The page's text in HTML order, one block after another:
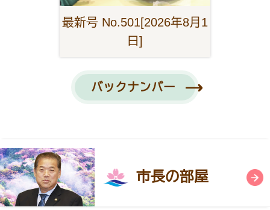
最新号 No.501[2026年8月1
日]
バックナンバー
市長の部屋